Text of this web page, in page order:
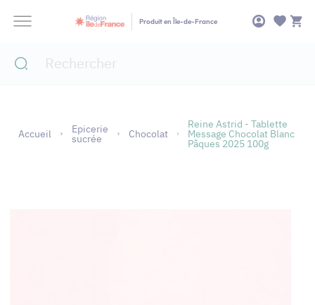
Produit en Île-de-France
Accueil Epicerie
sucrée Chocolat
Reine Astrid - Tablette
Message Chocolat Blanc
Pâques 2025 100g